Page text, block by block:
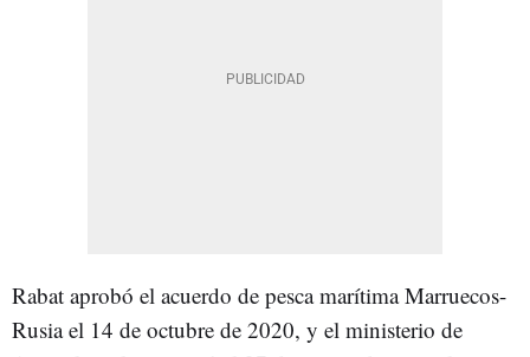
Rabat aprobó el acuerdo de pesca marítima Marruecos-
Rusia el 14 de octubre de 2020, y el ministerio de